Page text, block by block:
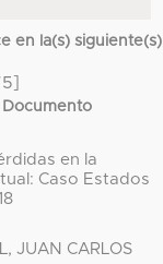
en la(s) siguiente(s)
Documento
en la
Caso Estados
JUAN CARLOS